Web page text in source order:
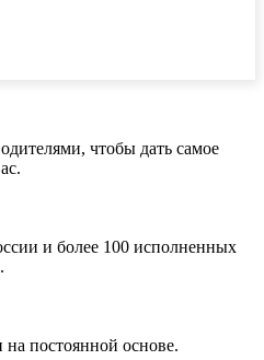
чтобы дать самое
и более 100 исполненных
на постоянной основе.